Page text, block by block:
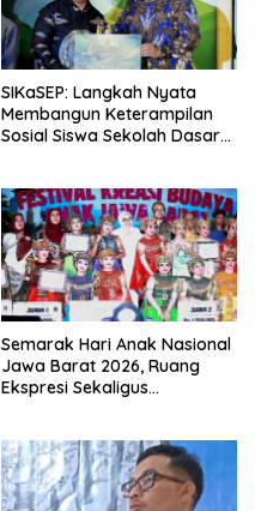
SIKaSEP: Langkah Nyata
Membangun Keterampilan
Sosial Siswa Sekolah Dasar
Semarak Hari Anak Nasional
Jawa Barat 2026, Ruang
Ekspresi Sekaligus